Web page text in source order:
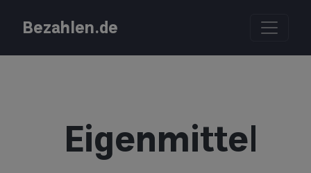
Bezahlen.de
Eigenmittel